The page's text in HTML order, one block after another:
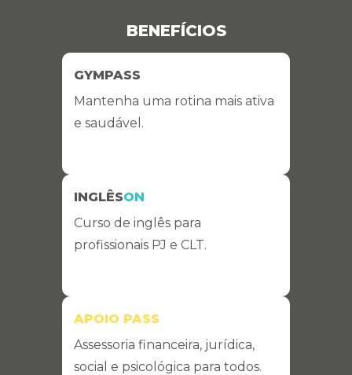
BENEFÍCIOS
GYMPASS
Mantenha uma rotina mais ativa
e saudável.
INGLÊSON
Curso de inglês para
profissionais PJ e CLT.
APOIO PASS
Assessoria financeira, jurídica,
social e psicológica para todos.